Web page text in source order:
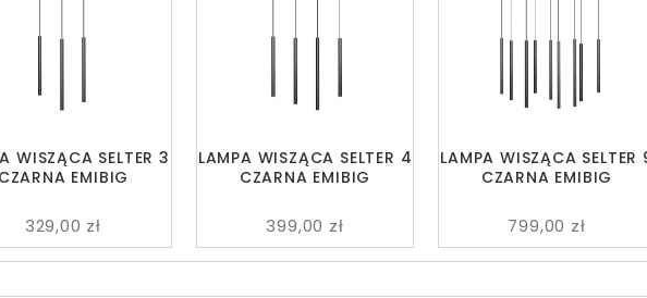
WISZĄCA SELTER 3
CZARNA EMIBIG
329,00 zł
LAMPA WISZĄCA SELTER 4
CZARNA EMIBIG
399,00 zł
LAMPA WISZĄCA SELTER
CZARNA EMIBIG
799,00 zł